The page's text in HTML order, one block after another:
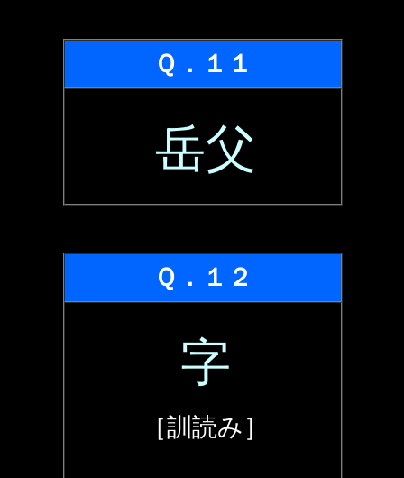
Ｑ．１１
岳父
Ｑ．１２
字
［訓読み］